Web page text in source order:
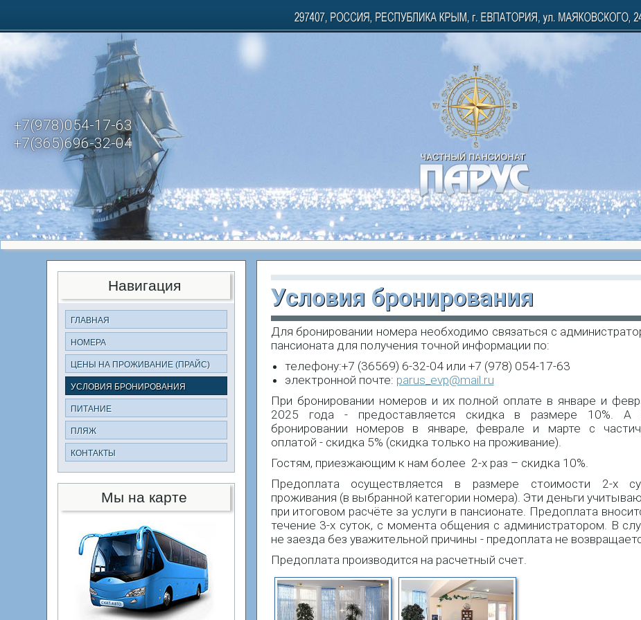
+7(978)054-17-63
+7(365)696-32-04
Навигация
ГЛАВНАЯ
НОМЕРА
ЦЕНЫ НА ПРОЖИВАНИЕ (ПРАЙС)
УСЛОВИЯ БРОНИРОВАНИЯ
ПИТАНИЕ
ПЛЯЖ
КОНТАКТЫ
Мы на карте
Условия бронирования
Для бронировании номера необходимо связаться с
пансионата для получения точной информации по:
телефону:+7 (36569) 6-32-04 или +7 (978) 054-17-63
электронной почте: parus_evp@mail.ru
При бронировании номеров и их полной оплате в январе и
2025 года - предоставляется скидка в размере 10%. А
бронировании номеров в январе, феврале и марте с
оплатой - скидка 5% (скидка только на проживание).
Гостям, приезжающим к нам более 2-х раз – скидка 10%.
Предоплата осуществляется в размере стоимости 2-х
проживания (в выбранной категории номера). Эти деньги
при итоговом расчёте за услуги в пансионате. Предоплата
течение 3-х суток, с момента общения с администратором. В
не заезда без уважительной причины - предоплата не
Предоплата производится на расчетный счет.